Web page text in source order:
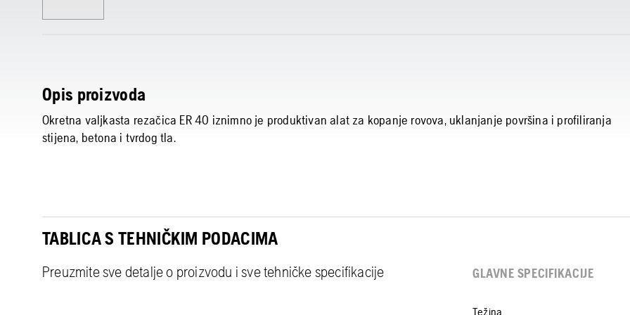
Opis proizvoda
Okretna valjkasta rezačica ER 40 iznimno je produktivan alat za kopanje rovova, uklanjanje površina i profiliranja
stijena, betona i tvrdog tla.
TABLICA S TEHNIČKIM PODACIMA
Preuzmite sve detalje o proizvodu i sve tehničke specifikacije GLAVNE SPECIFIKACIJE
Težina